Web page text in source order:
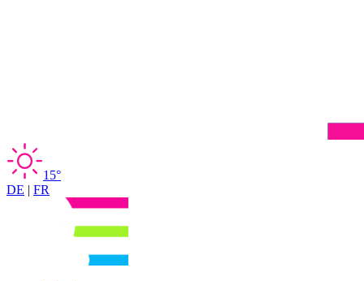
15°
DE | FR